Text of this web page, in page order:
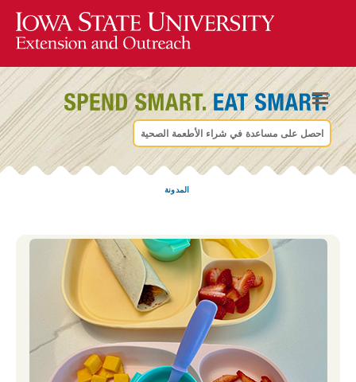
احصل على مساعدة في شراء الأطعمة الصحية
المدونة